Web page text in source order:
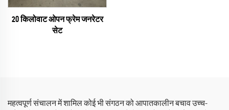
20 किलोवाट ओपन फ्रेम जनरेटर
सेट
महत्वपूर्ण संचालन में शामिल कोई भी संगठन को आपातकालीन बचाव उच्च-